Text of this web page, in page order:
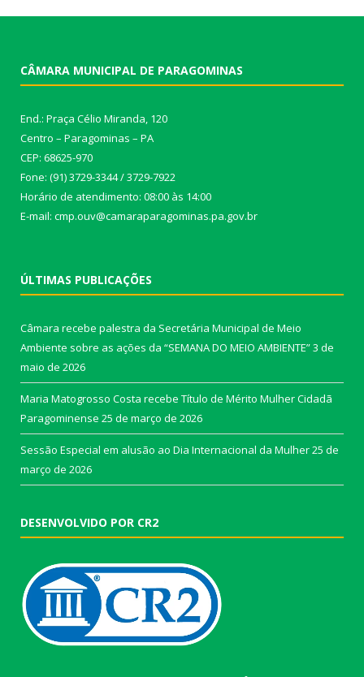
CÂMARA MUNICIPAL DE PARAGOMINAS
End.: Praça Célio Miranda, 120
Centro – Paragominas – PA
CEP: 68625-970
Fone: (91) 3729-3344 / 3729-7922
Horário de atendimento: 08:00 às 14:00
E-mail: cmp.ouv@camaraparagominas.pa.gov.br
ÚLTIMAS PUBLICAÇÕES
Câmara recebe palestra da Secretária Municipal de Meio
Ambiente sobre as ações da “SEMANA DO MEIO AMBIENTE”3 de
maio de 2026
Maria Matogrosso Costa recebe Título de Mérito Mulher Cidadã
Paragominense 25 de março de 2026
Sessão Especial em alusão ao Dia Internacional da Mulher25 de
março de 2026
DESENVOLVIDO POR CR2